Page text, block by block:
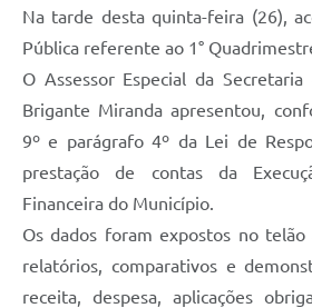
Na tarde desta quinta-feira (26),
Pública referente ao 1°
O Assessor Especial da
Brigante Miranda apresentou,
9º e parágrafo 4º da Lei de
prestação de contas da
Financeira do Município.
Os dados foram expostos no telão
relatórios, comparativos e
receita, despesa, aplicações